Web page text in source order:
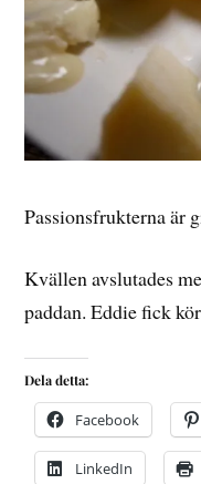
Passionsfrukterna är
Kvällen avslutades
paddan. Eddie fick
Dela detta:
Facebook
LinkedIn